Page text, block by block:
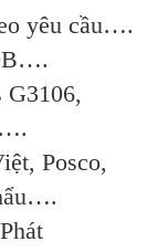
yêu cầu….
G3106,
Posco,